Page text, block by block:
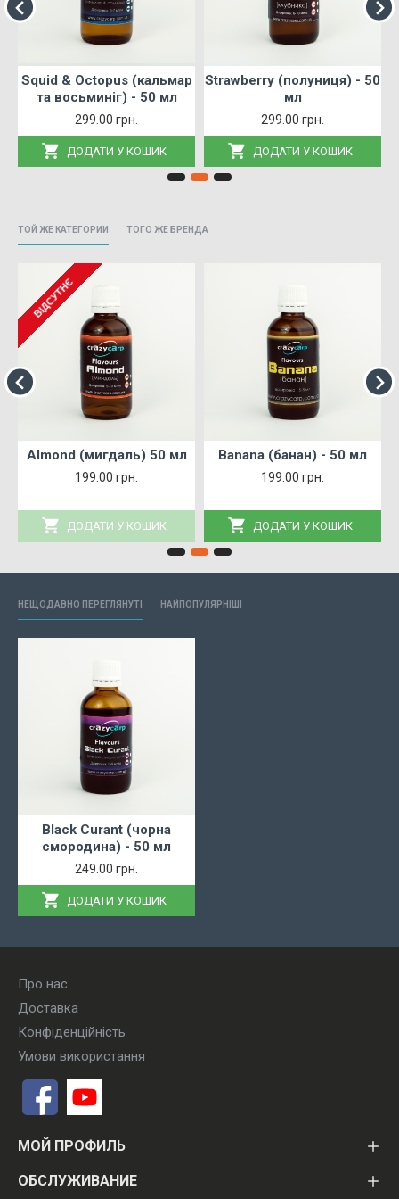
Squid & Octopus (кальмар
та восьминіг) - 50 мл
299.00 грн.
ДОДАТИ У КОШИК
Strawberry (полуниця) - 50
мл
299.00 грн.
ДОДАТИ У КОШИК
ТОЙ ЖЕ КАТЕГОРИИ ТОГО ЖЕ БРЕНДА
ВІДСУТНЄ
Almond (мигдаль) 50 мл
199.00 грн.
ДОДАТИ У КОШИК
Banana (банан) - 50 мл
199.00 грн.
ДОДАТИ У КОШИК
НЕЩОДАВНО ПЕРЕГЛЯНУТІ НАЙПОПУЛЯРНІШІ
Black Curant (чорна
смородина) - 50 мл
249.00 грн.
ДОДАТИ У КОШИК
Про нас
Доставка
Конфіденційність
Умови використання
МОЙ ПРОФИЛЬ
ОБСЛУЖИВАНИЕ